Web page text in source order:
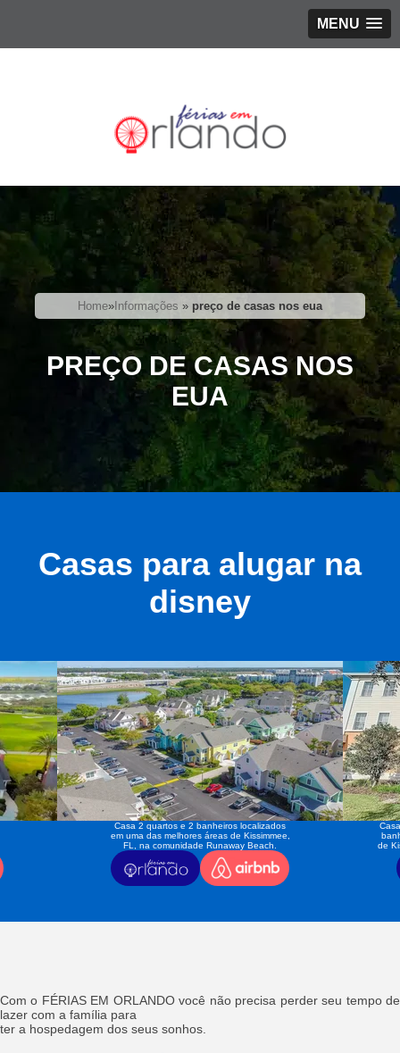
MENU
Home» Informações » preço de casas nos eua
PREÇO DE CASAS NOS
EUA
Casas para alugar na
disney
Casa 2 quartos e 2 banheiros localizados
em uma das melhores áreas de Kissimmee,
FL, na comunidade Runaway Beach.
de
Com o FÉRIAS EM ORLANDO você não precisa perder seu tempo de
lazer com a família para
ter a hospedagem dos seus sonhos.